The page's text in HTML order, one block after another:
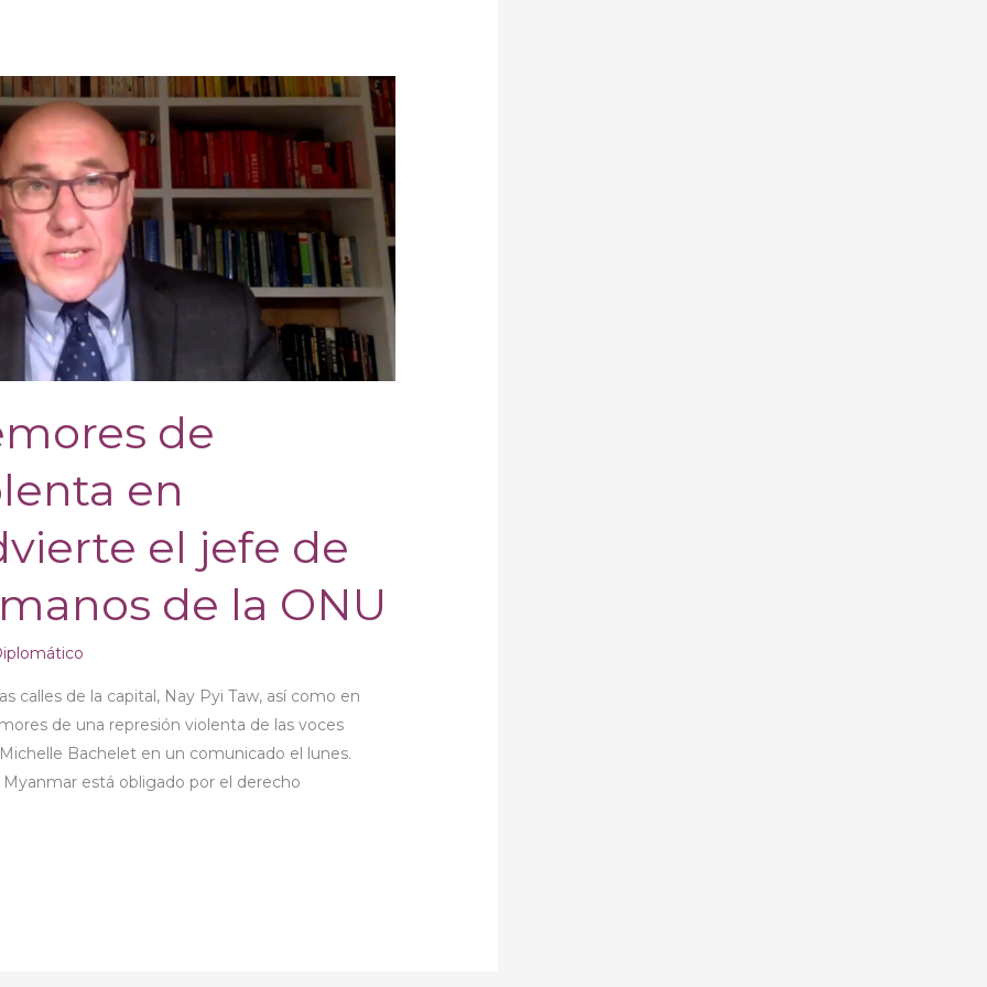
de
en
el jefe de
de la ONU
calles de la capital, Nay Pyi Taw, así como en
de una represión violenta de las voces
Bachelet en un comunicado el lunes.
está obligado por el derecho